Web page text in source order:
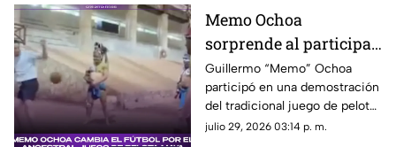
Memo Ochoa
sorprende al participar
en el ancestral JUEGO
DE PELOTA MAYA en la
Península de Yucatán
Guillermo “Memo” Ochoa
participó en una demostración
del tradicional juego de pelota
maya, Pok-ta-pok.
julio 29, 2026 03:14 p. m.